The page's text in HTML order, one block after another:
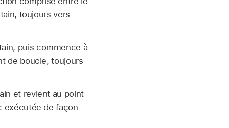
toujours vers
puis commence à
de boucle, toujours
et revient au point
exécutée de façon